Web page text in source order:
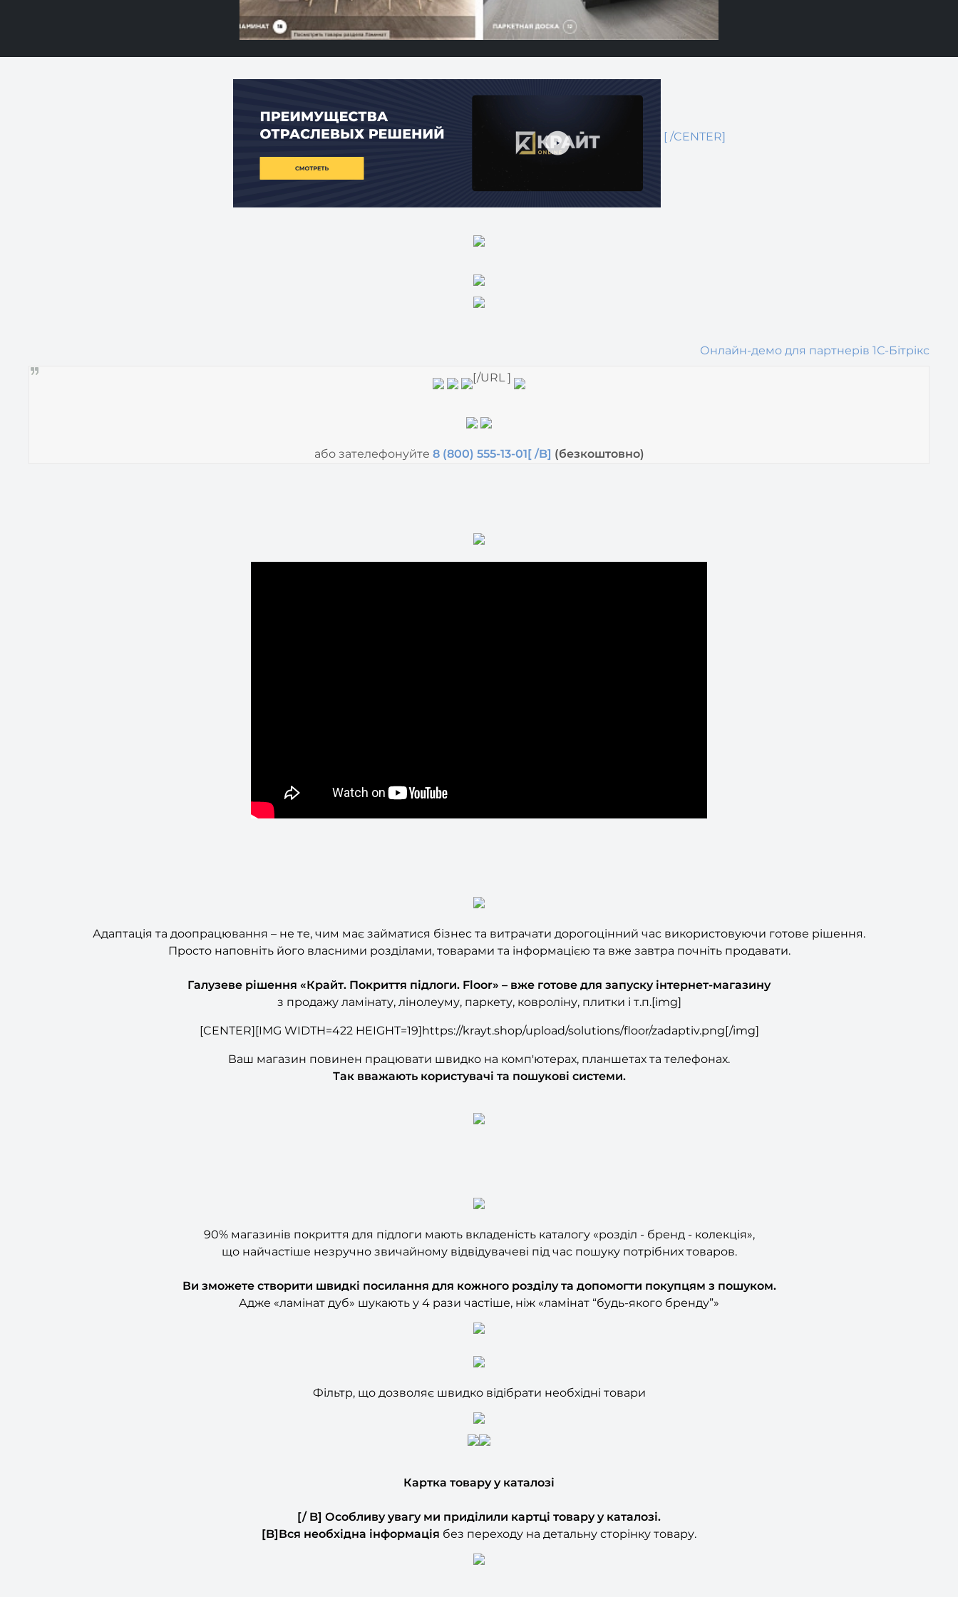
[ /CENTER]
Онлайн-демо для партнерів 1С-Бітрікс
[/URL ]
або зателефонуйте 8 (800) 555-13-01[ /B] (безкоштовно)
Адаптація та доопрацювання – не те, чим має займатися бізнес та витрачати дорогоцінний час використовуючи готове рішення.
Просто наповніть його власними розділами, товарами та інформацією та вже завтра почніть продавати.
Галузеве рішення «Крайт. Покриття підлоги. Floor» – вже готове для запуску інтернет-магазину
з продажу ламінату, лінолеуму, паркету, ковроліну, плитки і т.п.[img]
[CENTER][IMG WIDTH=422 HEIGHT=19]https://krayt.shop/upload/solutions/floor/zadaptiv.png[/img]
Ваш магазин повинен працювати швидко на комп'ютерах, планшетах та телефонах.
Так вважають користувачі та пошукові системи.
90% магазинів покриття для підлоги мають вкладеність каталогу «розділ - бренд - колекція»,
що найчастіше незручно звичайному відвідувачеві під час пошуку потрібних товаров.
Ви зможете створити швидкі посилання для кожного розділу та допомогти покупцям з пошуком.
Адже «ламінат дуб» шукають у 4 рази частіше, ніж «ламінат “будь-якого бренду”»
Фільтр, що дозволяє швидко відібрати необхідні товари
Картка товару у каталозі
[/ B] Особливу увагу ми приділили картці товару у каталозі.
[B]Вся необхідна інформація без переходу на детальну сторінку товару.